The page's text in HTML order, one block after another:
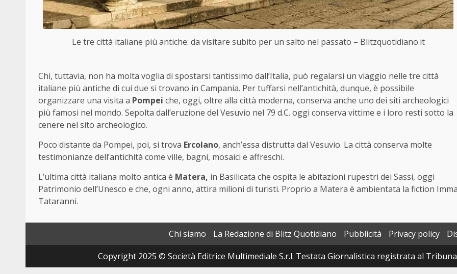
Le tre città italiane più antiche: da visitare subito per un salto nel passato – Blitzquotidiano.it
Chi, tuttavia, non ha molta voglia di spostarsi tantissimo dall’Italia, può regalarsi un viaggio nelle tre città
italiane più antiche di cui due si trovano in Campania. Per tuffarsi nell’antichità, dunque, è possibile
organizzare una visita a Pompei che, oggi, oltre alla città moderna, conserva anche uno dei siti archeologici
più famosi nel mondo. Sepolta dall’eruzione del Vesuvio nel 79 d.C. oggi conserva vittime e i loro resti sotto la
cenere nel sito archeologico.
Poco distante da Pompei, poi, si trova Ercolano, anch’essa distrutta dal Vesuvio. La città conserva molte
testimonianze dell’antichità come ville, bagni, mosaici e affreschi.
L’ultima città italiana molto antica è Matera, in Basilicata che ospita le abitazioni rupestri dei Sassi, oggi
Patrimonio dell’Unesco e che, ogni anno, attira milioni di turisti. Proprio a Matera è ambientata la fiction
Tataranni.
Chi siamo La Redazione di Blitz Quotidiano Pubblicità Privacy policy
Copyright 2025 © Società Editrice Multimediale S.r.l. Testata Giornalistica registrata al